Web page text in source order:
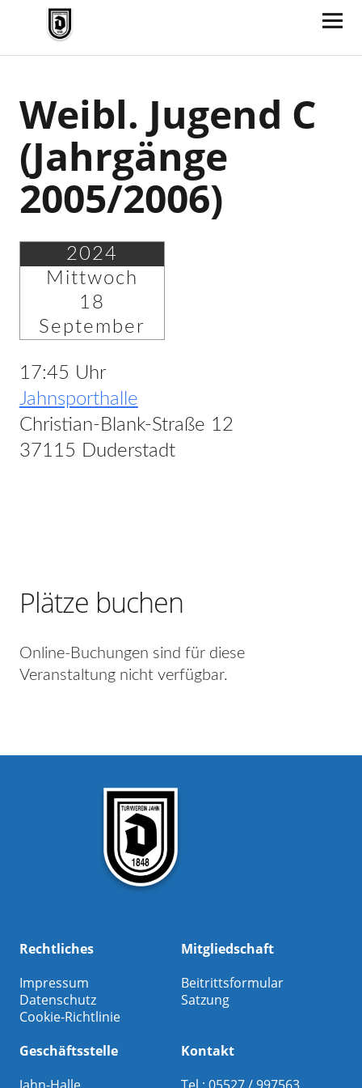
TV Jahn Duderstadt
Weibl. Jugend C
(Jahrgänge
2005/2006)
2024
Mittwoch
18
September
17:45 Uhr
Jahnsporthalle
Christian-Blank-Straße 12
37115 Duderstadt
Plätze buchen
Online-Buchungen sind für diese
Veranstaltung nicht verfügbar.
Rechtliches
Impressum
Datenschutz
Cookie-Richtlinie
Mitgliedschaft
Beitrittsformular
Satzung
Geschäftsstelle
Kontakt